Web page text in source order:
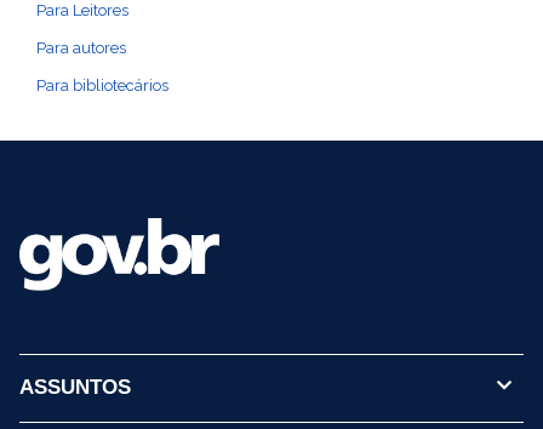
Para Leitores
Para autores
Para bibliotecários
ASSUNTOS